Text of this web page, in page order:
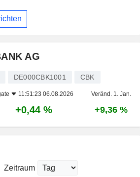
AG
DE000CBK1001 CBK
11:51:23 06.08.2026 Veränd. 1. Jan.
+0,44 % +9,36 %
Zeitraum